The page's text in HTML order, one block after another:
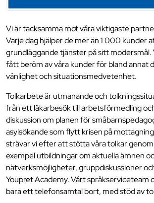
Vi är tacksamma mot våra viktigaste
Varje dag hjälper de mer än 1 000 kunder
grundläggande tjänster på sitt modersmål.
fått beröm av våra kunder för bland annat
vänlighet och situationsmedvetenhet.
Tolkarbete är utmanande och
från ett läkarbesök till arbetsförmedling
diskussion om planen för
asylsökande som flytt krisen på
strävar vi efter att stötta våra tolkar
exempel utbildningar om aktuella ämnen
nätverksmöjligheter, gruppdiskussioner
Youpret Academy. Vårt språkserviceteam
bara ett telefonsamtal bort, med stöd av